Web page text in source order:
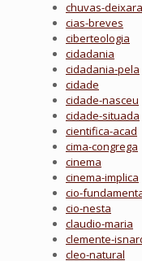
chuvas-
cias-breves
ciberteologia
cidadania
cidadania-pela
cidade
cidade-nasceu
cidade-situada
cientifica-acad
cima-congrega
cinema
cinema-implica
cio-
cio-nesta
claudio-maria
clemente-
cleo-natural